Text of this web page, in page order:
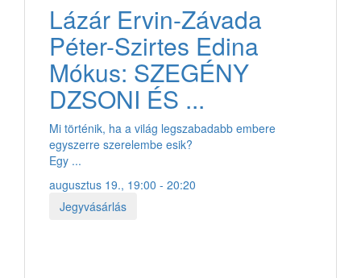
Lázár Ervin-Závada
Péter-Szirtes Edina
Mókus: SZEGÉNY
DZSONI ÉS ...
Mi történik, ha a világ legszabadabb embere
egyszerre szerelembe esik?
Egy ...
augusztus 19., 19:00 - 20:20
Jegyvásárlás